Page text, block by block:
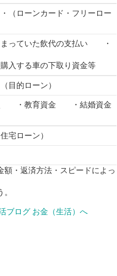
（ローンカード・フリーロー
っていた飲代の支払い ・
する車の下取り資金等
目的ローン）
・教育資金 ・結婚資金
宅ローン）
額・返済方法・スピードによっ